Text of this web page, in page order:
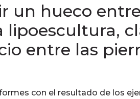
un hueco
lipoescultura,
entre las
con el resultado de los